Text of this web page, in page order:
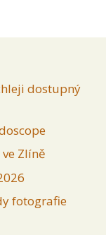
dostupný
Zlíně
fotografie